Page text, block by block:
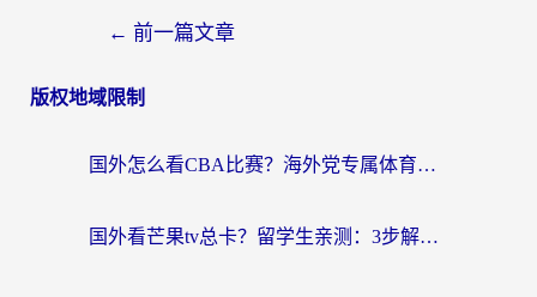
← 前一篇文章
版权地域限制
国外怎么看CBA比赛？海外党专属体育直播指南，告别地区限制看球自由
国外看芒果tv总卡？留学生亲测：3步解决地域限制+流畅追剧攻略